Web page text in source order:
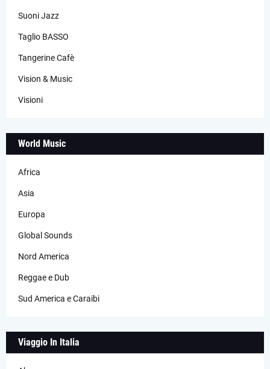
Suoni Jazz
Taglio BASSO
Tangerine Cafè
Vision & Music
Visioni
World Music
Africa
Asia
Europa
Global Sounds
Nord America
Reggae e Dub
Sud America e Caraibi
Viaggio In Italia